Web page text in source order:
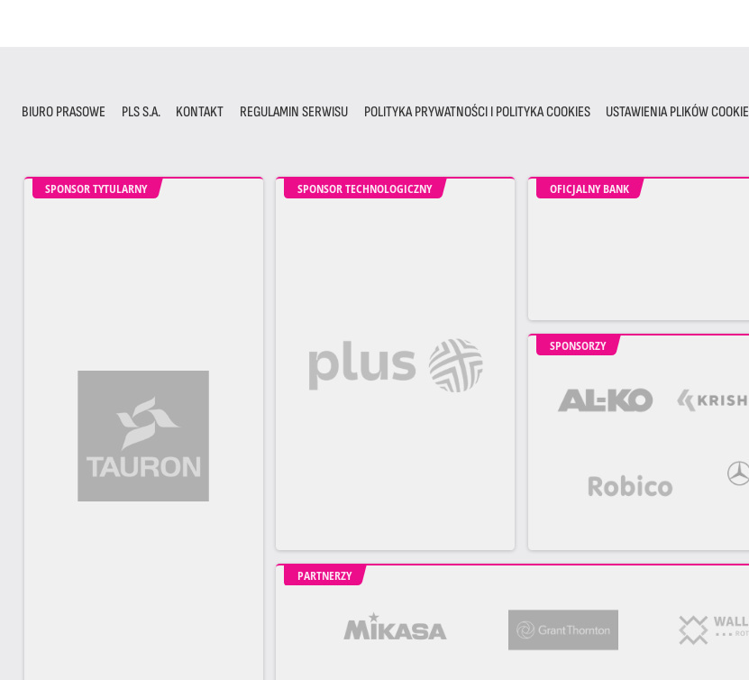
BIURO PRASOWE PLS S.A. KONTAKT REGULAMIN SERWISU POLITYKA PRYWATNOŚCI I POLITYKA COOKIES USTAWIENIA PLIKÓW COOKIE
SPONSOR TYTULARNY SPONSOR TECHNOLOGICZNY OFICJALNY BANK
SPONSORZY
PARTNERZY